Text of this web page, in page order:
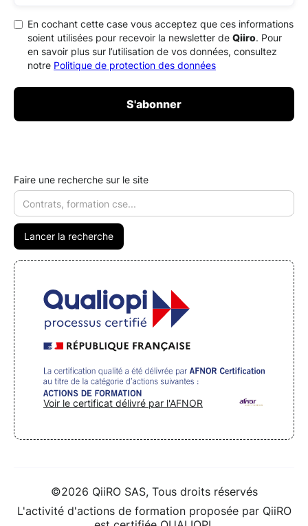
En cochant cette case vous acceptez que ces informations
soient utilisées pour recevoir la newsletter de Qiiro. Pour
en savoir plus sur l’utilisation de vos données, consultez
notre Politique de protection des données
Faire une recherche sur le site
Voir le certificat délivré par l'AFNOR
©2026 QiiRO SAS, Tous droits réservés
L'activité d'actions de formation proposée par QiiRO